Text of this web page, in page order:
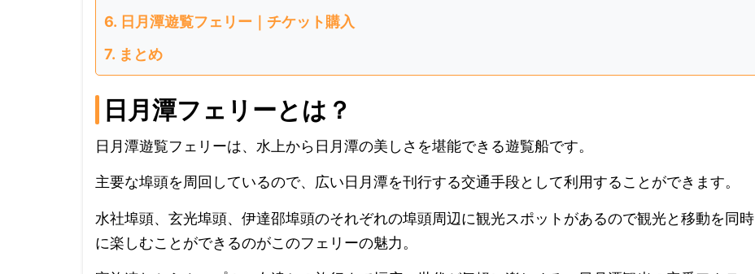
日月潭遊覧フェリー｜チケット購入
まとめ
日月潭フェリーとは？
日月潭遊覧フェリーは、水上から日月潭の美しさを堪能できる遊覧船です。
主要な埠頭を周回しているので、広い日月潭を刊行する交通手段として利用することができます。
水社埠頭、玄光埠頭、伊達邵埠頭のそれぞれの埠頭周辺に観光スポットがあるので観光と移動を同時
に楽しむことができるのがこのフェリーの魅力。